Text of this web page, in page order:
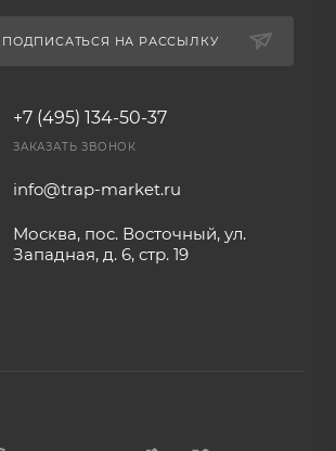
ПОДПИСАТЬСЯ НА РАССЫЛКУ
+7 (495) 134-50-37
ЗАКАЗАТЬ ЗВОНОК
info@trap-market.ru
Москва, пос. Восточный, ул.
Западная, д. 6, стр. 19